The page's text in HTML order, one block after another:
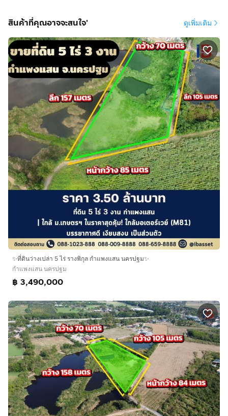
สินค้าที่คุณอาจจะสนใจ' ดูเพิ่มเติม
✨ที่ดินว่างเปล่า 5 ไร่ รางพิกุล กำแพงแสน นครปฐม✨
กำแพงแสน นครปฐม
฿ 3,490,000